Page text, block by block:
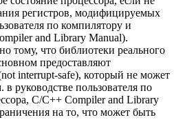
регистров, модифицируемых
по компилятору и
and Library Manual).
тому, что библиотеки реального
предоставляют
interrupt-safe), который не может
руководстве пользователя по
C/C++ Compiler and Library
на то, что может быть